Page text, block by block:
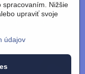
reklamácie/výmena
výroba
údajov
spracovaním. Nižšie
upraviť svoje
údajov